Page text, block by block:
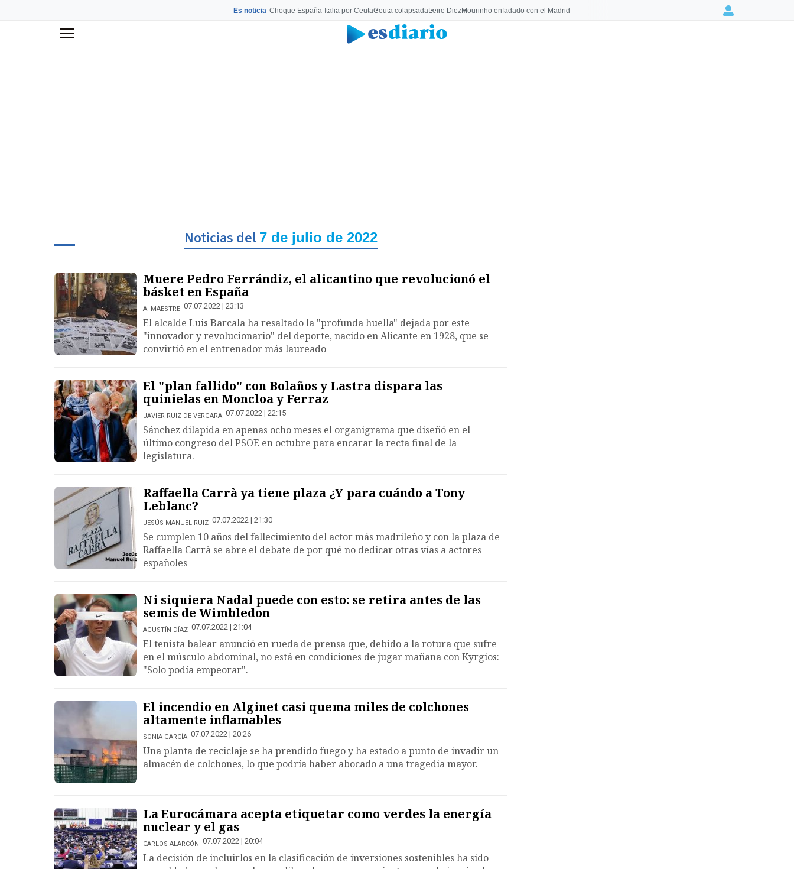
Es noticia Choque España-Italia por CeutaCeuta colapsadaLeire DiezMourinho enfadado con el Madrid Login
Menú
Noticias del 7 de julio de 2022
Muere Pedro Ferrándiz, el alicantino que revolucionó el
básket en España
A. MAESTRE 07.07.2022 | 23:13
El alcalde Luis Barcala ha resaltado la "profunda huella" dejada por este
"innovador y revolucionario" del deporte, nacido en Alicante en 1928, que se
convirtió en el entrenador más laureado
El "plan fallido" con Bolaños y Lastra dispara las
quinielas en Moncloa y Ferraz
JAVIER RUIZ DE VERGARA 07.07.2022 | 22:15
Sánchez dilapida en apenas ocho meses el organigrama que diseñó en el
último congreso del PSOE en octubre para encarar la recta final de la
legislatura.
Raffaella Carrà ya tiene plaza ¿Y para cuándo a Tony
Leblanc?
JESÚS MANUEL RUIZ 07.07.2022 | 21:30
Se cumplen 10 años del fallecimiento del actor más madrileño y con la plaza de
Raffaella Carrà se abre el debate de por qué no dedicar otras vías a actores
españoles
Ni siquiera Nadal puede con esto: se retira antes de las
semis de Wimbledon
AGUSTÍN DÍAZ 07.07.2022 | 21:04
El tenista balear anunció en rueda de prensa que, debido a la rotura que sufre
en el músculo abdominal, no está en condiciones de jugar mañana con Kyrgios:
"Solo podía empeorar".
El incendio en Alginet casi quema miles de colchones
altamente inflamables
SONIA GARCÍA 07.07.2022 | 20:26
Una planta de reciclaje se ha prendido fuego y ha estado a punto de invadir un
almacén de colchones, lo que podría haber abocado a una tragedia mayor.
La Eurocámara acepta etiquetar como verdes la energía
nuclear y el gas
CARLOS ALARCÓN 07.07.2022 | 20:04
La decisión de incluirlos en la clasificación de inversiones sostenibles ha sido